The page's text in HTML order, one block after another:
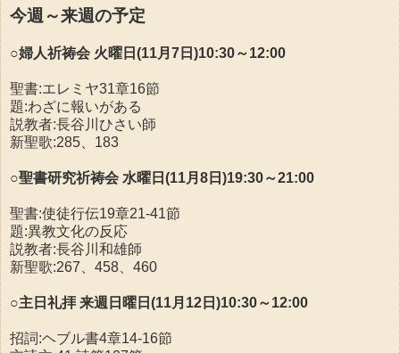
今週～来週の予定
○婦人祈祷会 火曜日(11月7日)10:30～12:00
聖書:エレミヤ31章16節
題:わざに報いがある
説教者:長谷川ひさい師
新聖歌:285、183
○聖書研究祈祷会 水曜日(11月8日)19:30～21:00
聖書:使徒行伝19章21-41節
題:異教文化の反応
説教者:長谷川和雄師
新聖歌:267、458、460
○主日礼拝 来週日曜日(11月12日)10:30～12:00
招詞:ヘブル書4章14-16節